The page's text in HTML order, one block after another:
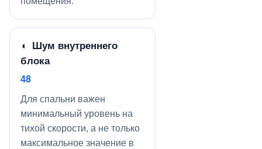
◖ Шум внутреннего
блока
48
Для спальни важен
минимальный уровень на
тихой скорости, а не только
максимальное значение в